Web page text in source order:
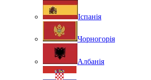
Іспанія
Чорногорія
Албанія